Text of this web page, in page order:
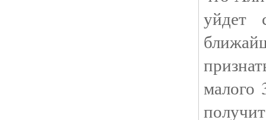
уйдет
малого